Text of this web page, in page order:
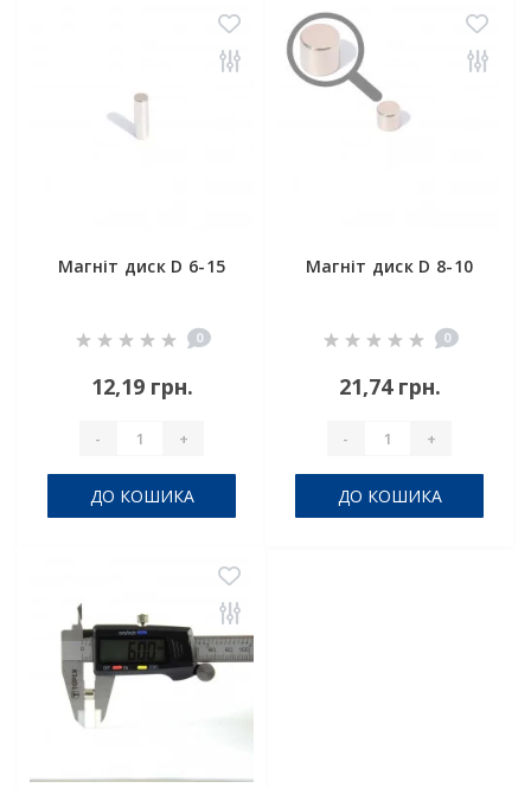
Магніт диск D 6-15
0
12,19 грн.
- +
ДО КОШИКА
Магніт диск D 8-10
0
21,74 грн.
- +
ДО КОШИКА